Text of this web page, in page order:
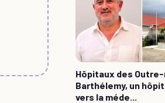
Hôpitaux des
Barthélemy, un
vers la méde...